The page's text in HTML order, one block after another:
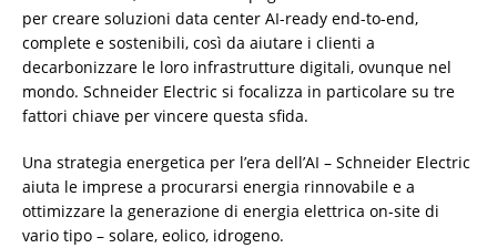
per creare soluzioni data center AI-ready end-to-end,
complete e sostenibili, così da aiutare i clienti a
decarbonizzare le loro infrastrutture digitali, ovunque nel
mondo. Schneider Electric si focalizza in particolare su tre
fattori chiave per vincere questa sfida.
Una strategia energetica per l’era dell’AI – Schneider Electric
aiuta le imprese a procurarsi energia rinnovabile e a
ottimizzare la generazione di energia elettrica on-site di
vario tipo – solare, eolico, idrogeno.